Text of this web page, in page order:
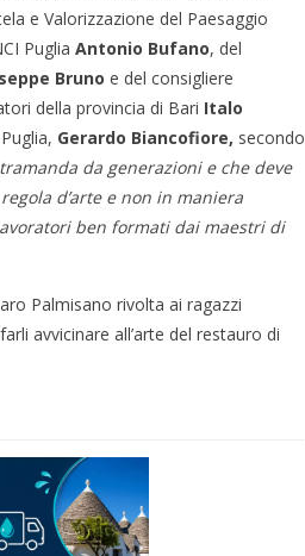
e Valorizzazione del Paesaggio
Puglia Antonio Bufano, del
Bruno e del consigliere
della provincia di Bari Italo
Gerardo Biancofiore, secondo
da generazioni e che deve
d’arte e non in maniera
ben formati dai maestri di
Palmisano rivolta ai ragazzi
avvicinare all’arte del restauro di